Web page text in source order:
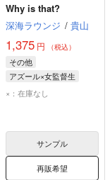
Why is that?
深海ラウンジ / 貴山
1,375 円 （税込）
その他
アズール×女監督生
×：在庫なし
サンプル
再販希望